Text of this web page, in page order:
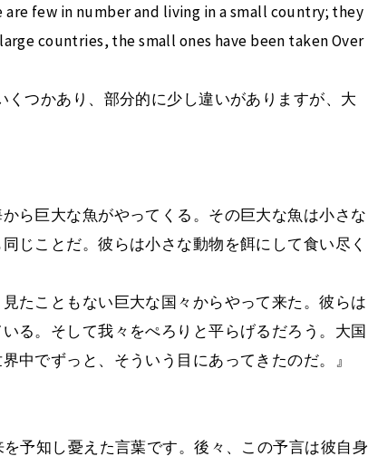
few in number and living in a small country; they
countries, the small ones have been taken Over
つかあり、部分的に少し違いがありますが、大
ら巨大な魚がやってくる。その巨大な魚は小さな
じことだ。彼らは小さな動物を餌にして食い尽く
たこともない巨大な国々からやって来た。彼らは
る。そして我々をぺろりと平らげるだろう。大国
中でずっと、そういう目にあってきたのだ。』
予知し憂えた言葉です。後々、この予言は彼自身